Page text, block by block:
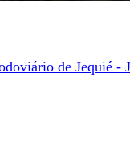
de Jequié -